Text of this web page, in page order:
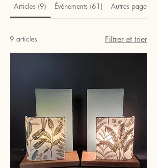
Articles (9) Événements (61) Autres pages
9 articles Filtrer et trier